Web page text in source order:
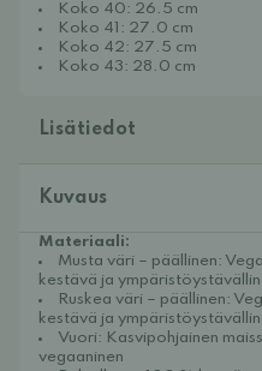
Koko 40: 26.5 cm
Koko 41: 27.0 cm
Koko 42: 27.5 cm
Koko 43: 28.0 cm
Lisätiedot
Kuvaus
Materiaali:
Musta väri – päällinen:
kestävä ja
Ruskea väri – päällinen:
kestävä ja
Vuori: Kasvipohjainen
vegaaninen